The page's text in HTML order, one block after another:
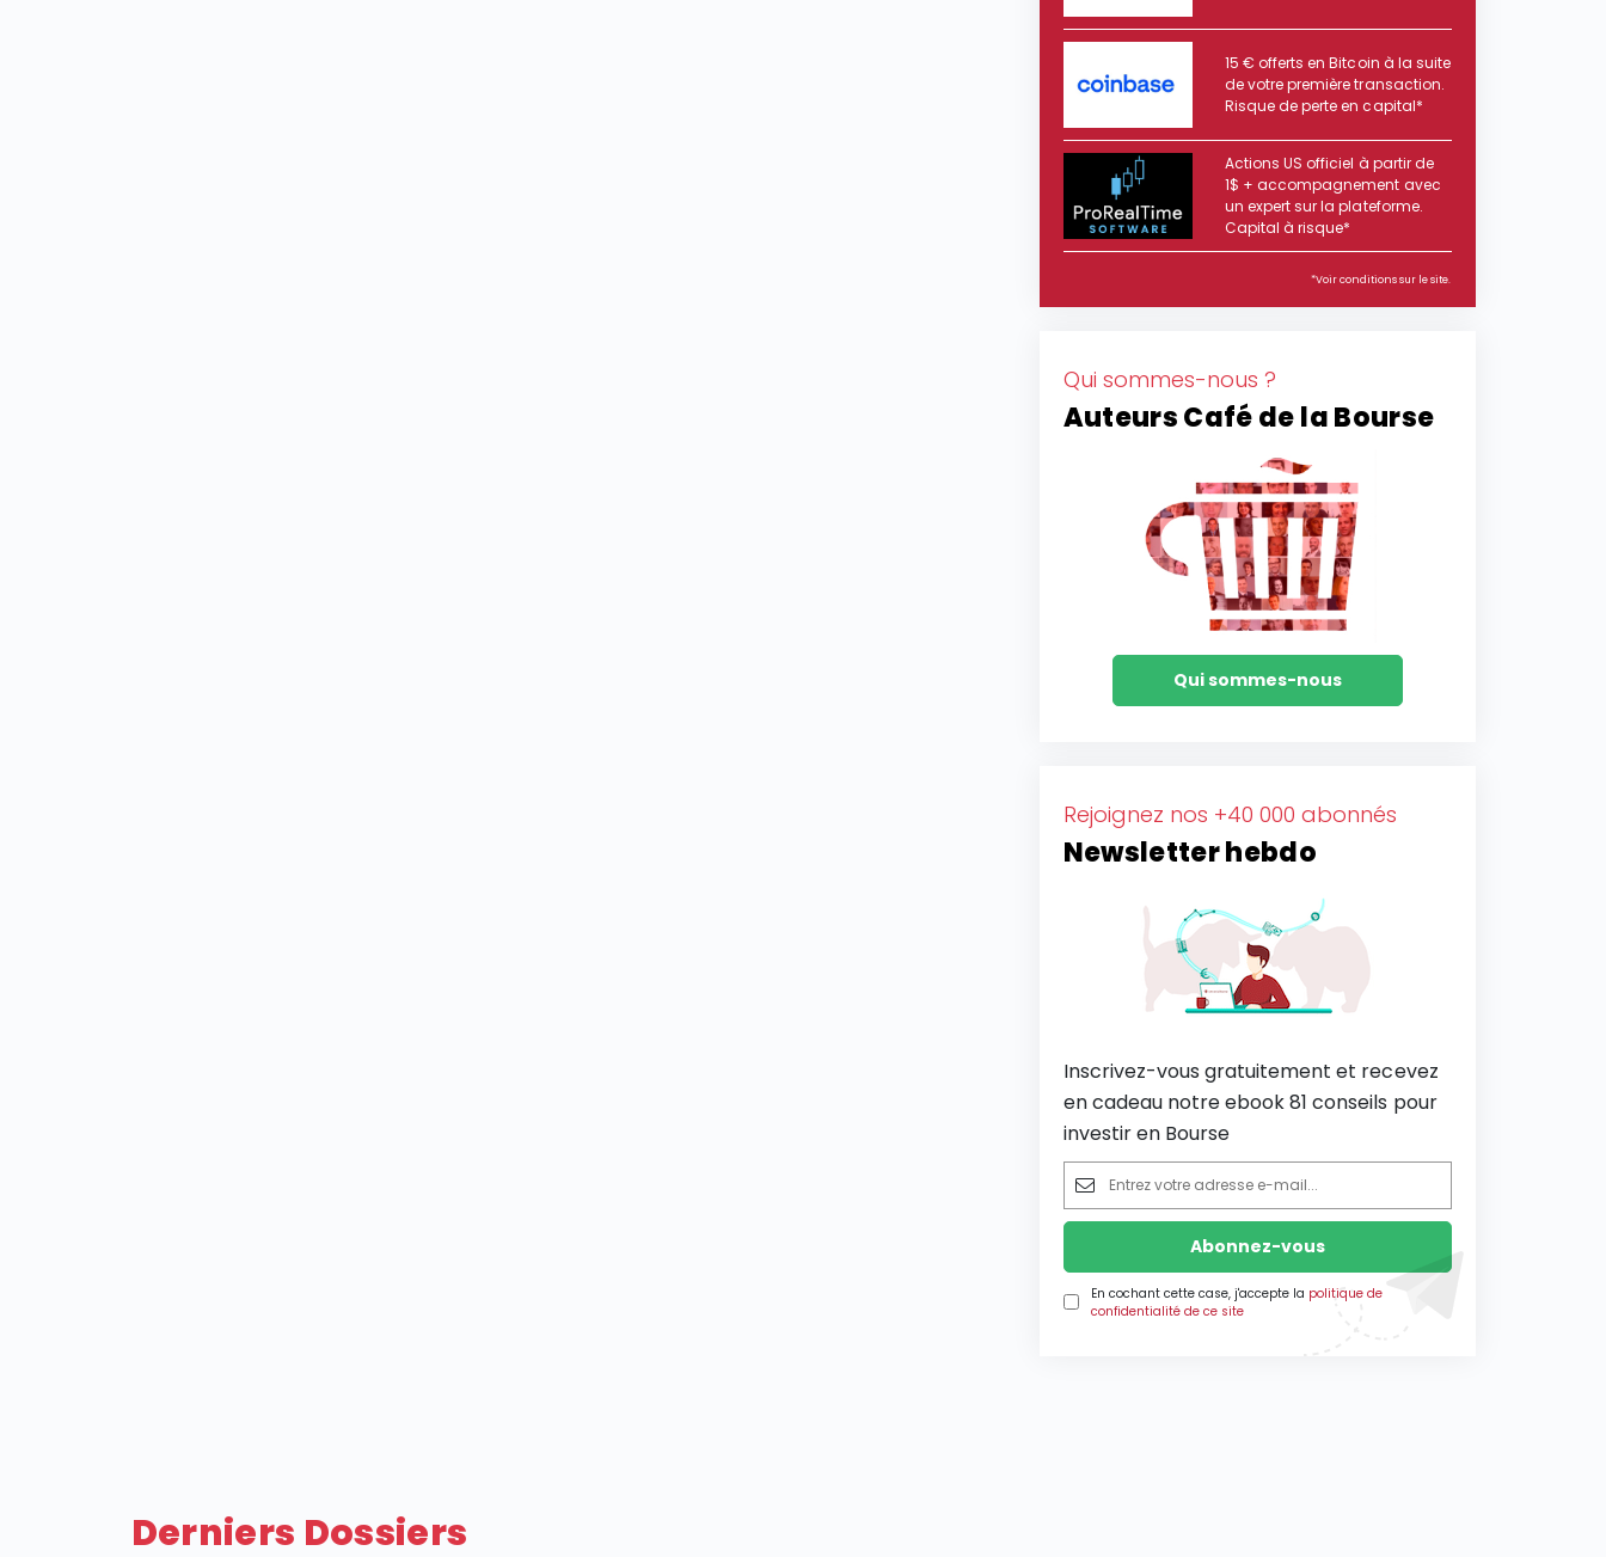
15 € offerts en Bitcoin à la suite
de votre première transaction.
Risque de perte en capital*
Actions US officiel à partir de
1$ + accompagnement avec
un expert sur la plateforme.
Capital à risque*
*Voir conditions sur le site.
Qui sommes-nous ?
Auteurs Café de la Bourse
Qui sommes-nous
Rejoignez nos +40 000 abonnés
Newsletter hebdo
Inscrivez-vous gratuitement et recevez
en cadeau notre ebook 81 conseils pour
investir en Bourse
En cochant cette case, j'accepte la politique de
confidentialité de ce site
Derniers Dossiers